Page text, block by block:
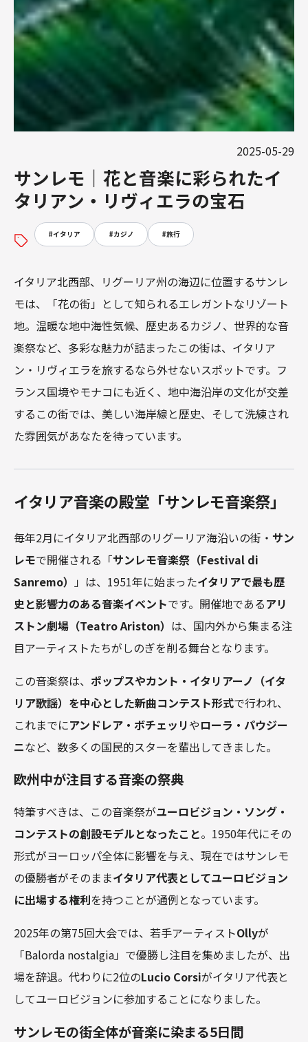
2025-05-29
サンレモ｜花と音楽に彩られたイ
タリアン・リヴィエラの宝石
#イタリア #カジノ #旅行
イタリア北西部、リグーリア州の海辺に位置するサンレ
モは、「花の街」として知られるエレガントなリゾート
地。温暖な地中海性気候、歴史あるカジノ、世界的な音
楽祭など、多彩な魅力が詰まったこの街は、イタリア
ン・リヴィエラを旅するなら外せないスポットです。フ
ランス国境やモナコにも近く、地中海沿岸の文化が交差
するこの街では、美しい海岸線と歴史、そして洗練され
た雰囲気があなたを待っています。
イタリア音楽の殿堂「サンレモ音楽祭」
毎年2月にイタリア北西部のリグーリア海沿いの街・ サン
レモで開催される「サンレモ音楽祭（Festival di
Sanremo） 」は、1951年に始まったイタリアで最も歴
史と影響力のある音楽イベントです。開催地であるアリ
ストン劇場（Teatro Ariston） は、国内外から集まる注
目アーティストたちがしのぎを削る舞台となります。
この音楽祭は、 ポップスやカント・イタリアーノ（イタ
リア歌謡）を中心とした新曲コンテスト形式で行われ、
これまでにアンドレア・ボチェッリやローラ・パウジー
ニなど、数多くの国民的スターを輩出してきました。
欧州中が注目する音楽の祭典
特筆すべきは、この音楽祭がユーロビジョン・ソング・
コンテストの創設モデルとなったこと。1950年代にその
形式がヨーロッパ全体に影響を与え、現在ではサンレモ
の優勝者がそのままイタリア代表としてユーロビジョン
に出場する権利を持つことが通例となっています。
2025年の第75回大会では、若手アーティストOllyが
「Balorda nostalgia」で優勝し注目を集めましたが、出
場を辞退。代わりに2位のLucio Corsiがイタリア代表と
してユーロビジョンに参加することになりました。
サンレモの街全体が音楽に染まる5日間